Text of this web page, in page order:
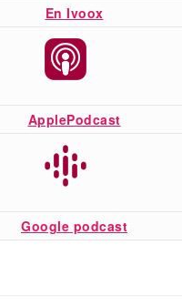
En Ivoox
ApplePodcast
Google podcast